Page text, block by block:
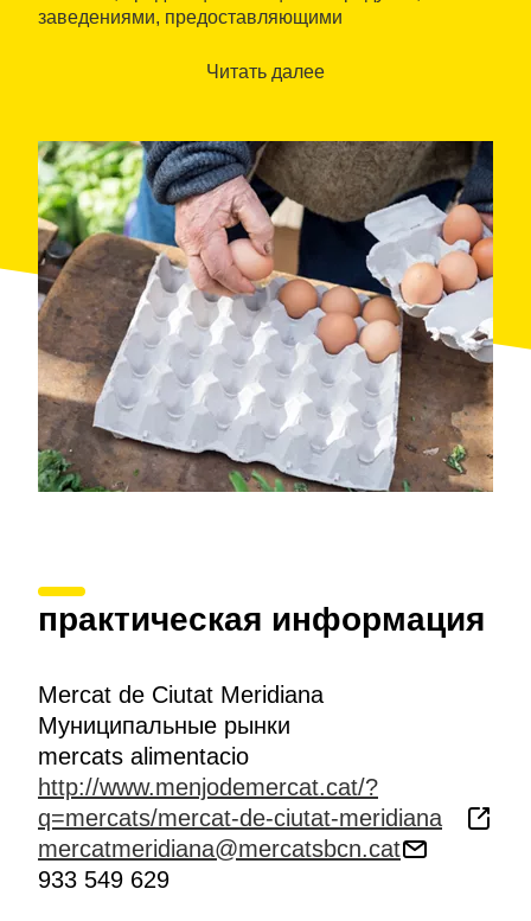
заведениями, предоставляющими
Читать далее
практическая информация
Mercat de Ciutat Meridiana
Муниципальные рынки
mercats alimentacio
http://www.menjodemercat.cat/?
q=mercats/mercat-de-ciutat-meridiana
mercatmeridiana@mercatsbcn.cat
933 549 629